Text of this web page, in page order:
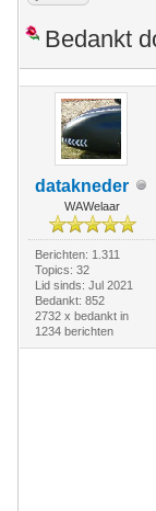
Bedankt
datakneder
WAWelaar
Berichten: 1.311
Topics: 32
Lid sinds: Jul 2021
Bedankt: 852
2732 x bedankt in
1234 berichten